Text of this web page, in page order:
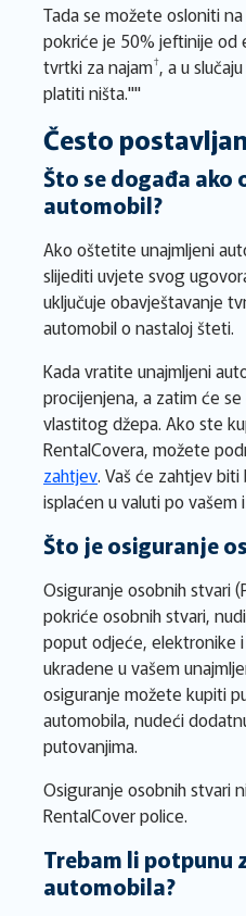
Tada se možete osloniti
pokriće je 50% jeftinije
tvrtki za najam†, a u
platiti ništa.""
Često
Što se događa
automobil?
Ako oštetite unajmljeni
slijediti uvjete svog
uključuje obavještavanje
automobil o nastaloj šteti.
Kada vratite unajmljeni
procijenjena, a zatim će
vlastitog džepa. Ako ste
RentalCovera, možete
zahtjev. Vaš će zahtjev
isplaćen u valuti po vašem
Što je osiguranje
Osiguranje osobnih stvari
pokriće osobnih stvari,
poput odjeće, elektronike
ukradene u vašem
osiguranje možete kupiti
automobila, nudeći
putovanjima.
Osiguranje osobnih stvari
RentalCover police.
Trebam li potpunu
automobila?